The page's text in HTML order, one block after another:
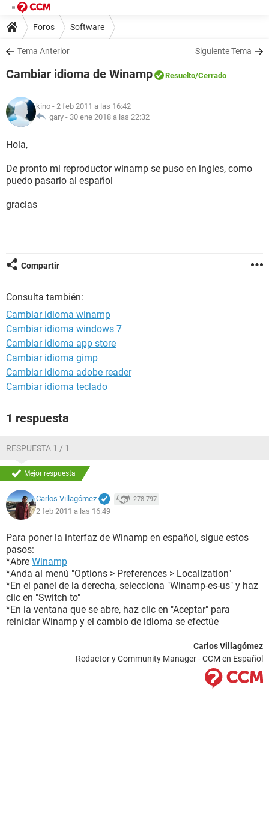
Foros Software
Tema Anterior Siguiente Tema
Cambiar idioma de Winamp Resuelto/Cerrado
kino - 2 feb 2011 a las 16:42
gary - 30 ene 2018 a las 22:32
Hola,
De pronto mi reproductor winamp se puso en ingles, como
puedo pasarlo al español
gracias
Compartir
Consulta también:
Cambiar idioma winamp
Cambiar idioma windows 7
Cambiar idioma app store
Cambiar idioma gimp
Cambiar idioma adobe reader
Cambiar idioma teclado
1 respuesta
RESPUESTA 1 / 1
Mejor respuesta
Carlos Villagómez 278.797
2 feb 2011 a las 16:49
Para poner la interfaz de Winamp en español, sigue estos
pasos:
*Abre Winamp
*Anda al menú "Options > Preferences > Localization"
*En el panel de la derecha, selecciona "Winamp-es-us" y haz
clic en "Switch to"
*En la ventana que se abre, haz clic en "Aceptar" para
reiniciar Winamp y el cambio de idioma se efectúe
Carlos Villagómez
Redactor y Community Manager - CCM en Español